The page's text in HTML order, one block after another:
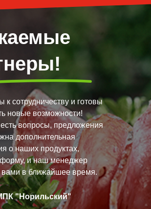
к сотрудничеству и готовы
новые возможности!
вопросы, предложения
дополнительная
о наших продуктах,
форму, и наш менеджер
вами в ближайшее время.
"Норильский"